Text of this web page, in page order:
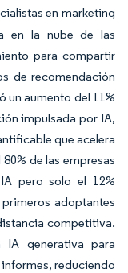
en marketing
en la nube de las
para compartir
de recomendación
un aumento del 11%
impulsada por IA,
que acelera
de las empresas
pero solo el 12%
adoptantes
competitiva.
IA generativa para
reduciendo